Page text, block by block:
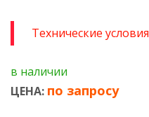
Технические условия
в наличии
ЦЕНА: по запросу